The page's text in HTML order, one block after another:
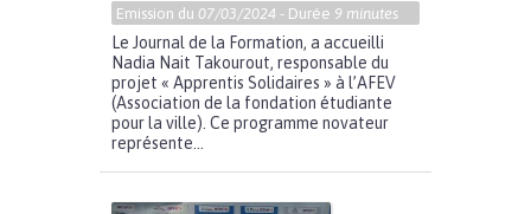
Emission du 07/03/2024 - Durée 9 minutes
Le Journal de la Formation, a accueilli
Nadia Nait Takourout, responsable du
projet « Apprentis Solidaires » à l’AFEV
(Association de la fondation étudiante
pour la ville). Ce programme novateur
représente...